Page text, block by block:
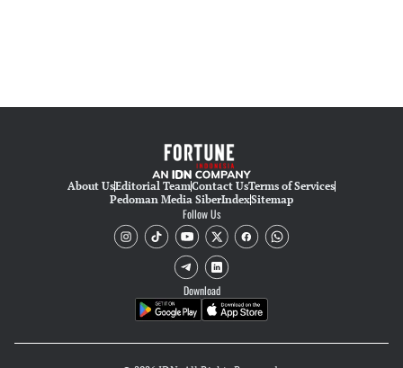
About UsEditorial TeamContact UsTerms of Services
Pedoman Media SiberIndexSitemap
Follow Us
Download